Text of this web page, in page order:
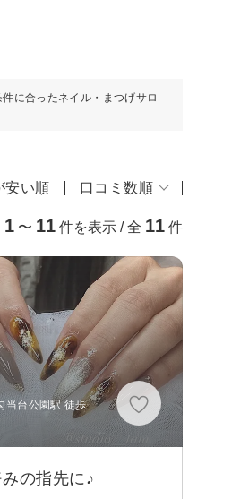
に合ったネイル・まつげサロ
安い順 口コミ数順
1 〜 11 件を表示 / 全 11 件
当台公園駅 徒歩
の指先に♪